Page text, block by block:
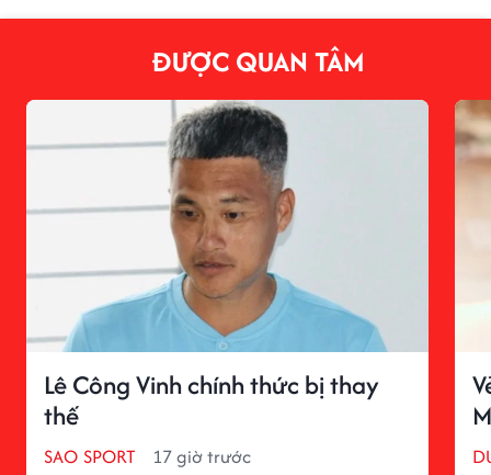
ĐƯỢC QUAN TÂM
Lê Công Vinh chính thức bị thay
thế
SAO SPORT 17 giờ trước